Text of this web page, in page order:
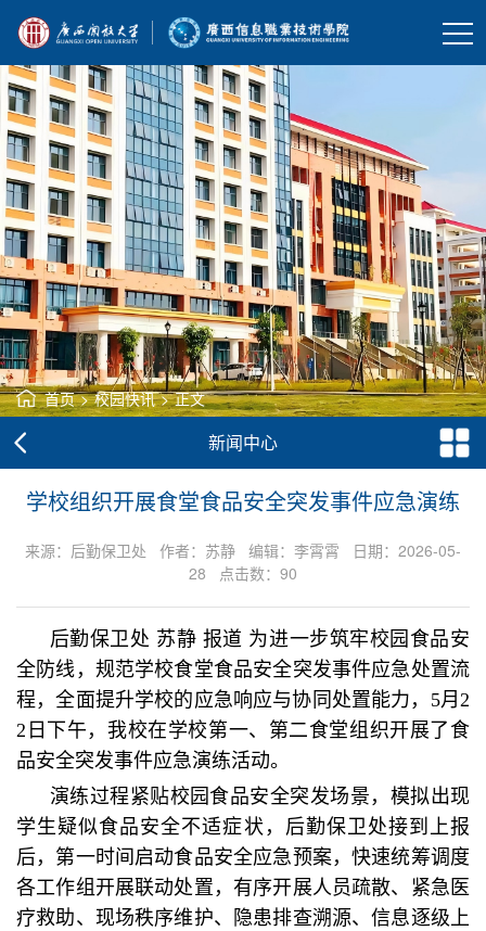
首页 > 校园快讯 > 正文
新闻中心
学校组织开展食堂食品安全突发事件应急演练
来源：​后勤保卫处 作者：苏静 编辑：李霄霄 日期：2026-05-
28 点击数： 90
后勤保卫处 苏静 报道 为进一步筑牢校园食品安
全防线，规范学校食堂食品安全突发事件应急处置流
程，全面提升学校的应急响应与协同处置能力，5月2
2日下午，我校在学校第一、第二食堂组织开展了食
品安全突发事件应急演练活动。
演练过程紧贴校园食品安全突发场景，模拟出现
学生疑似食品安全不适症状，后勤保卫处接到上报
后，第一时间启动食品安全应急预案，快速统筹调度
各工作组开展联动处置，有序开展人员疏散、紧急医
疗救助、现场秩序维护、隐患排查溯源、信息逐级上